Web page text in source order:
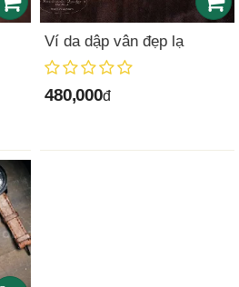
Ví da dập vân đẹp lạ
480,000đ